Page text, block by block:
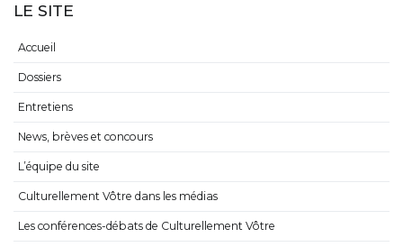
LE SITE
Accueil
Dossiers
Entretiens
News, brèves et concours
L’équipe du site
Culturellement Vôtre dans les médias
Les conférences-débats de Culturellement Vôtre